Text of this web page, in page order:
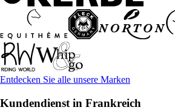
Entdecken Sie alle unsere Marken
Kundendienst in Frankreich